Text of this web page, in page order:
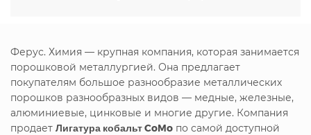
Ферус. Химия — крупная компания, которая занимается
порошковой металлургией. Она предлагает
покупателям большое разнообразие металлических
порошков разнообразных видов — медные, железные,
алюминиевые, цинковые и многие другие. Компания
продает Лигатура кобальт CoMo по самой доступной